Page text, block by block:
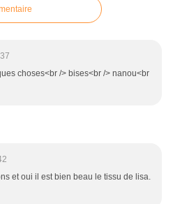
choses<br /> bises<br /> nanou<br
et oui il est bien beau le tissu de lisa.